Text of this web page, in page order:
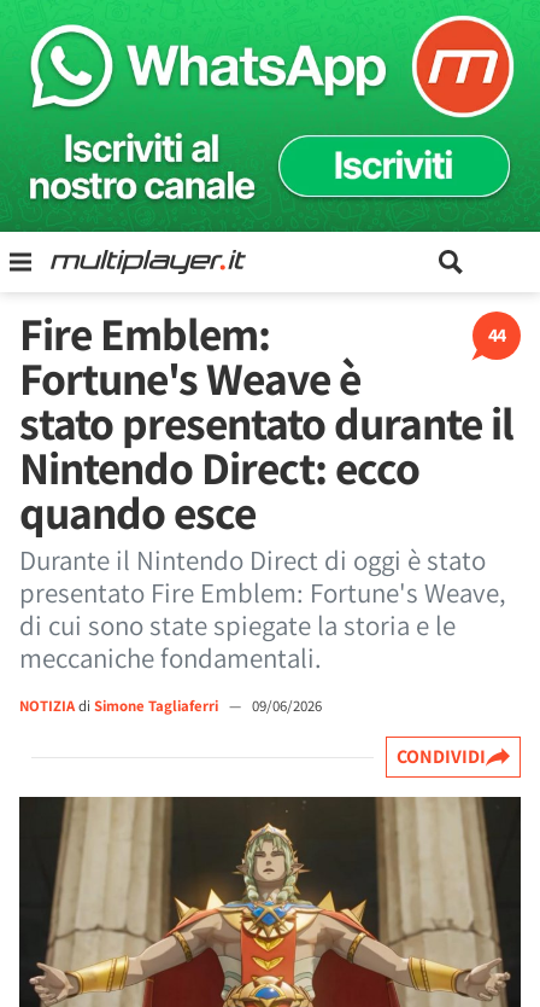
44
Fire Emblem:
Fortune's Weave è
stato presentato durante il
Nintendo Direct: ecco
quando esce
Durante il Nintendo Direct di oggi è stato
presentato Fire Emblem: Fortune's Weave,
di cui sono state spiegate la storia e le
meccaniche fondamentali.
NOTIZIAdi Simone Tagliaferri — 09/06/2026
CONDIVIDI